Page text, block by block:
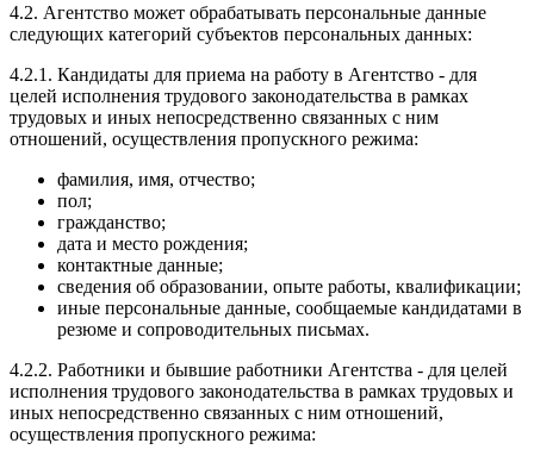
4.2. Агентство может обрабатывать персональные данные
следующих категорий субъектов персональных данных:
4.2.1. Кандидаты для приема на работу в Агентство - для
целей исполнения трудового законодательства в рамках
трудовых и иных непосредственно связанных с ним
отношений, осуществления пропускного режима:
фамилия, имя, отчество;
пол;
гражданство;
дата и место рождения;
контактные данные;
сведения об образовании, опыте работы, квалификации;
иные персональные данные, сообщаемые кандидатами в
резюме и сопроводительных письмах.
4.2.2. Работники и бывшие работники Агентства - для целей
исполнения трудового законодательства в рамках трудовых и
иных непосредственно связанных с ним отношений,
осуществления пропускного режима: